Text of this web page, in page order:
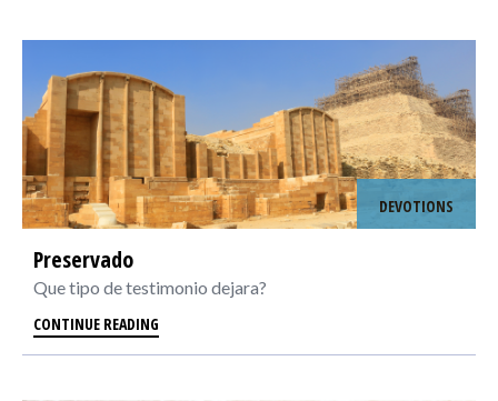
DEVOTIONS
Preservado
Que tipo de testimonio dejara?
CONTINUE READING